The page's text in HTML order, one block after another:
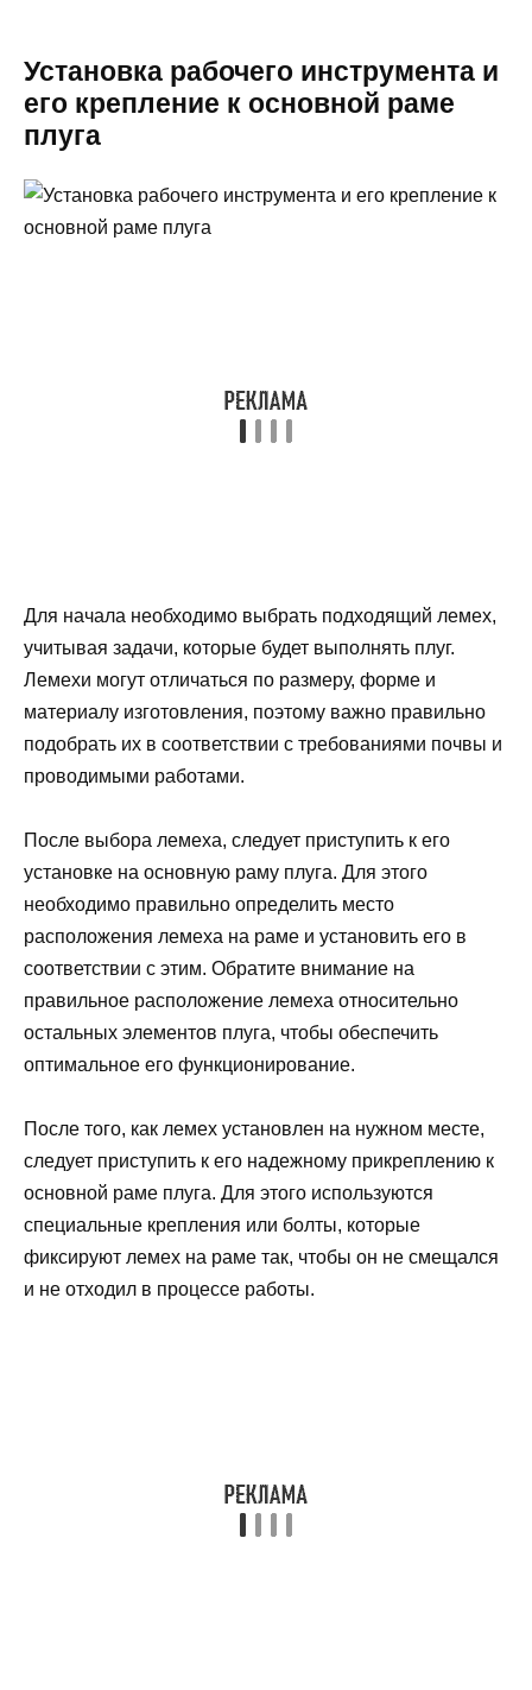
Установка рабочего инструмента и
его крепление к основной раме
плуга
Для начала необходимо выбрать подходящий лемех,
учитывая задачи, которые будет выполнять плуг.
Лемехи могут отличаться по размеру, форме и
материалу изготовления, поэтому важно правильно
подобрать их в соответствии с требованиями почвы и
проводимыми работами.
После выбора лемеха, следует приступить к его
установке на основную раму плуга. Для этого
необходимо правильно определить место
расположения лемеха на раме и установить его в
соответствии с этим. Обратите внимание на
правильное расположение лемеха относительно
остальных элементов плуга, чтобы обеспечить
оптимальное его функционирование.
После того, как лемех установлен на нужном месте,
следует приступить к его надежному прикреплению к
основной раме плуга. Для этого используются
специальные крепления или болты, которые
фиксируют лемех на раме так, чтобы он не смещался
и не отходил в процессе работы.